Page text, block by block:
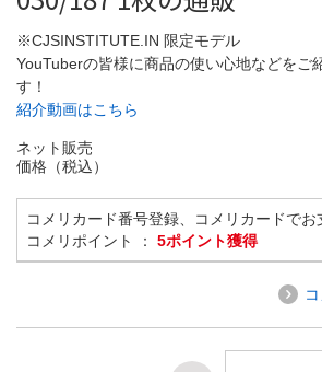
※CJSINSTITUTE.IN 限定モデル
YouTuberの皆様に商品の使い心地などをご
す！
紹介動画はこちら
ネット販売
価格（税込）
コメリカード番号登録、コメリカードでお
コメリポイント ： 5ポイント獲得